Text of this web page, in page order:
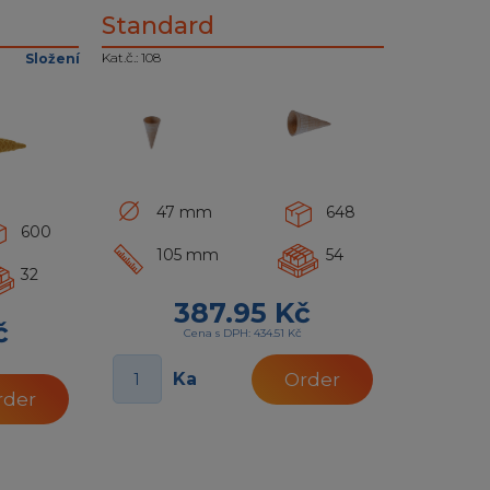
Složení
600
32
Standard
Kat.č.: 108
47 mm 648
105 mm 54
387.95 Kč
Cena s DPH: 434.51 Kč
Ka Order